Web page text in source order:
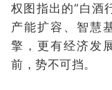
权图指出的“白酒
产能扩容、智慧
擎，更有经济发
前，势不可挡。